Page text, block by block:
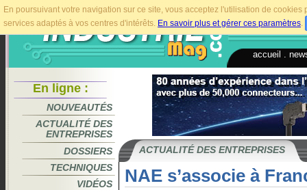
En poursuivant votre navigation sur ce site, vous acceptez l'utilisation de
services adaptés à vos centres d'intérêts. En savoir plus et gérer ces paramètres.
accueil
En ligne :
NOUVEAUTÉS
ACTUALITÉ DES
ENTREPRISES
DOSSIERS
TECHNIQUES
VIDÉOS
ACTUALITÉ DES ENTREPRISES
NAE s’associe à